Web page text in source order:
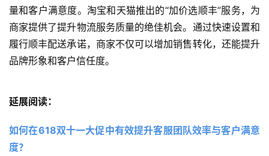
量和客户满意度。淘宝和天猫推出的“加价选顺丰”服务，为
商家提供了提升物流服务质量的绝佳机会。通过快速设置和
履行顺丰配送承诺，商家不仅可以增加销售转化，还能提升
品牌形象和客户信任度。
延展阅读：
如何在618双十一大促中有效提升客服团队效率与客户满意
度？